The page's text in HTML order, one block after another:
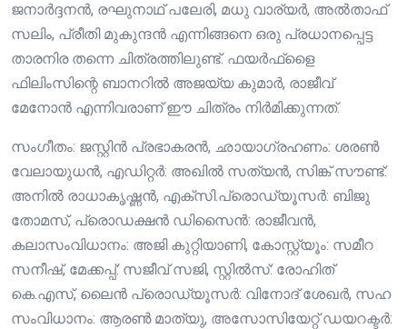
ജനാർദ്ദനൻ, രഘുനാഥ്‌ പലേരി, മധു വാര്യർ, അൽതാഫ്
സലിം, പ്രീതി മുകുന്ദൻ എന്നിങ്ങനെ ഒരു പ്രധാനപ്പെട്ട
താരനിര തന്നെ ചിത്രത്തിലുണ്ട്. ഫയർഫ്‌ളൈ
ഫിലിംസിന്റെ ബാനറിൽ അജയ്യ കുമാർ, രാജീവ്
മേനോൻ എന്നിവരാണ് ഈ ചിത്രം നിർമിക്കുന്നത്.
സംഗീതം: ജസ്റ്റിൻ പ്രഭാകരൻ, ഛായാഗ്രഹണം: ശരൺ
വേലായുധൻ, എഡിറ്റർ: അഖിൽ സത്യൻ, സിങ്ക് സൗണ്ട്:
അനിൽ രാധാകൃഷ്ണൻ, എക്സി.പ്രൊഡ്യൂസർ: ബിജു
തോമസ്, പ്രൊഡക്ഷൻ ഡിസൈൻ: രാജീവൻ,
കലാസംവിധാനം: അജി കുറ്റിയാണി, കോസ്റ്റ്യൂം: സമീറ
സനീഷ്, മേക്കപ്പ്: സജീവ് സജി, സ്റ്റിൽസ്: രോഹിത്
കെ.എസ്, ലൈൻ പ്രൊഡ്യൂസർ: വിനോദ് ശേഖർ, സഹ
സംവിധാനം: ആരൺ മാത്യു, അസോസിയേറ്റ് ഡയറക്ടർ: